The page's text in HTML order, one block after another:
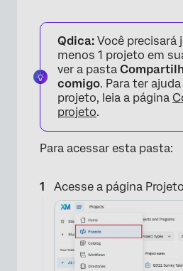
Qdica: Você precisará
menos 1 projeto em
ver a pasta
comigo. Para ter
projeto, leia a página
projeto.
Para acessar esta pasta:
Acesse a página